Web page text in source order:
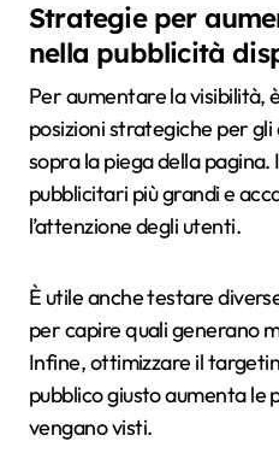
Strategie per
nella pubblicità
Per aumentare la visibilità,
posizioni strategiche per
sopra la piega della pagina.
pubblicitari più grandi e
l’attenzione degli utenti.
È utile anche testare
per capire quali generano
Infine, ottimizzare il
pubblico giusto aumenta le
vengano visti.